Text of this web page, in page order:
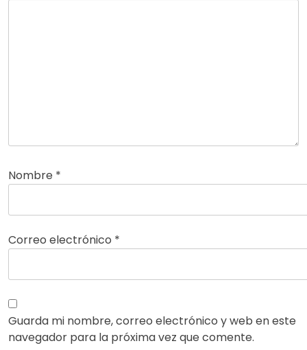
Nombre *
Correo electrónico *
Guarda mi nombre, correo electrónico y web en este
navegador para la próxima vez que comente.